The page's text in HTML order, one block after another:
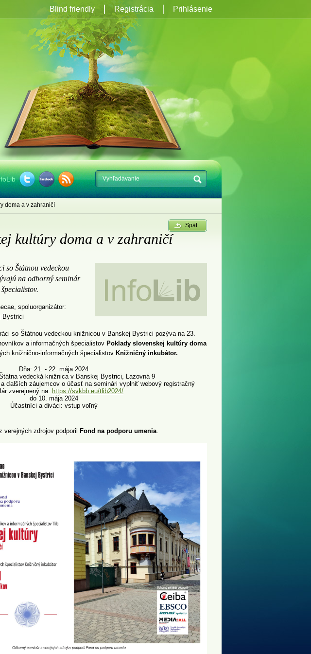
Registrácia Prihlásenie
Blind friendly
doma a v zahraničí
Spät
kultúry doma a v zahraničí
so Štátnou vedeckou
na odborný seminár
spoluorganizátor:
Bystrici
so Štátnou vedeckou knižnicou v Banskej Bystrici pozýva na 23.
a informačných špecialistov Poklady slovenskej kultúry doma
knižnično-informačných špecialistov Knižničný inkubátor.
Dňa: 21. - 22. mája 2024
vedecká knižnica v Banskej Bystrici, Lazovná 9
ďalších záujemcov o účasť na seminári vyplniť webový registračný
zverejnený na: https://svkbb.eu/tlib2024/
do 10. mája 2024
Účastníci a diváci: vstup voľný
verejných zdrojov podporil Fond na podporu umenia.